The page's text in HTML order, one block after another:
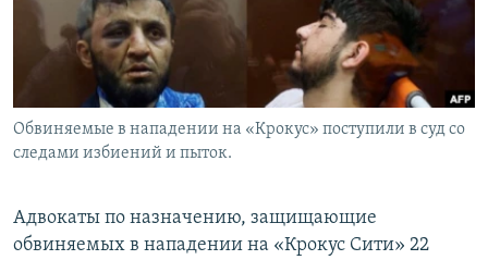
Обвиняемые в нападении на «Крокус» поступили в суд со
следами избиений и пыток.
Адвокаты по назначению, защищающие
обвиняемых в нападении на «Крокус Сити» 22